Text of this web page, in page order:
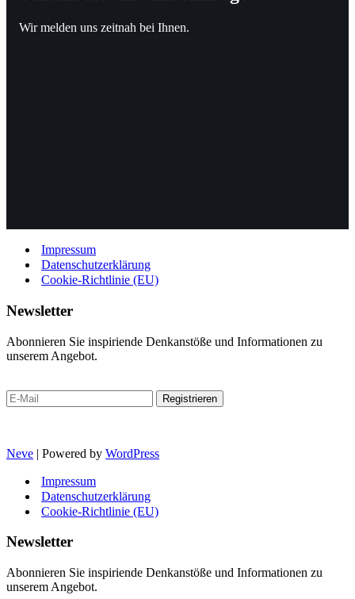
Wir melden uns zeitnah bei Ihnen.
Impressum
Datenschutzerklärung
Cookie-Richtlinie (EU)
Newsletter
Abonnieren Sie inspiriende Denkanstöße und Informationen zu
unserem Angebot.
Neve | Powered by WordPress
Impressum
Datenschutzerklärung
Cookie-Richtlinie (EU)
Newsletter
Abonnieren Sie inspiriende Denkanstöße und Informationen zu
unserem Angebot.